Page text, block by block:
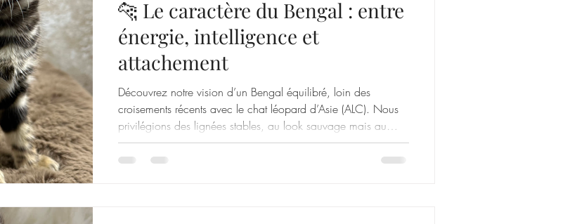
🐆 Le caractère du Bengal : entre
énergie, intelligence et
attachement
Découvrez notre vision d’un Bengal équilibré, loin des
croisements récents avec le chat léopard d’Asie (ALC). Nous
privilégions des lignées stables, au look sauvage mais au
caractère doux, adaptées à la vie de famille. Le caractère du
Bengal